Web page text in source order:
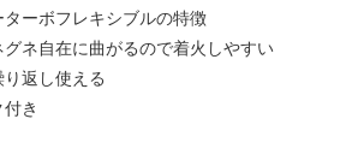
ーボフレキシブルの特徴
グネ自在に曲がるので着火しやすい
返し使える
き